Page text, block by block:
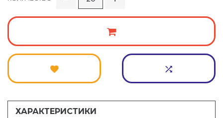
ХАРАКТЕРИСТИКИ